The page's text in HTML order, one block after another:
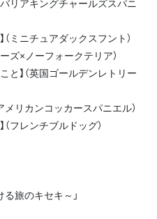
バリアキングチャールズスパニ
ミニチュアダックスフント）
ズ×ノーフォークテリア）
と】（英国ゴールデンレトリー
メリカンコッカースパニエル）
フレンチブルドッグ）
る旅のキセキ～」